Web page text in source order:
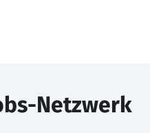
Netzwerk